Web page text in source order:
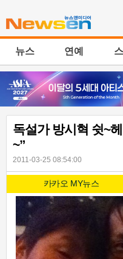
뉴스 연예
독설가 방시혁 쉿~
~”
2011-03-25 08:54:00
카카오 MY뉴스